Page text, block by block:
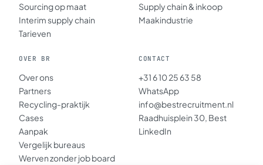
Sourcing op maat
Interim supply chain
Tarieven
Supply chain & inkoop
Maakindustrie
OVER BR
Over ons
Partners
Recycling-praktijk
Cases
Aanpak
Vergelijk bureaus
Werven zonder job board
CONTACT
+31 6 10 25 63 58
WhatsApp
info@bestrecruitment.nl
Raadhuisplein 30, Best
LinkedIn